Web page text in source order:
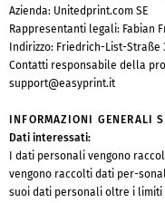
Azienda: Unitedprint.com SE
Rappresentanti legali: Fabian
Indirizzo: Friedrich-List-Straße
Contatti responsabile della
support@easyprint.it
INFORMAZIONI GENERALI
Dati interessati:
I dati personali vengono
vengono raccolti dati per-
suoi dati personali oltre i